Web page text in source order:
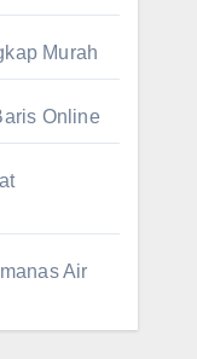
Murah
Online
Air